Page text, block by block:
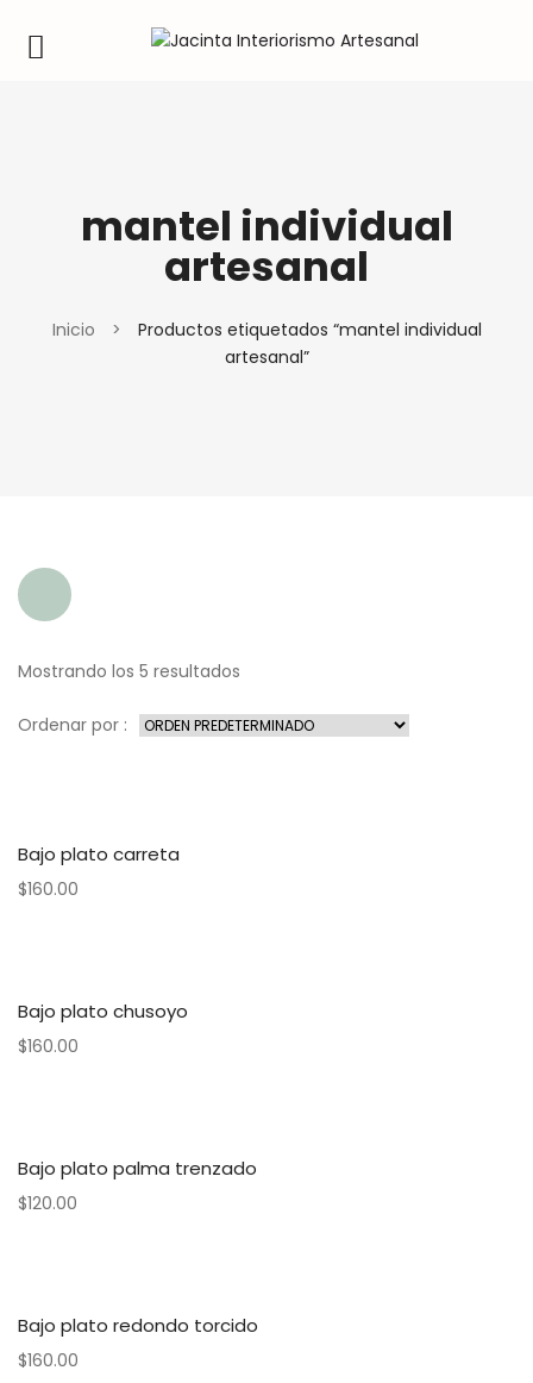
mantel individual
artesanal
Inicio >
Productos etiquetados “mantel individual
artesanal”
Mostrando los 5 resultados
Ordenar por :
Bajo plato carreta
$160.00
Bajo plato chusoyo
$160.00
Bajo plato palma trenzado
$120.00
Bajo plato redondo torcido
$160.00